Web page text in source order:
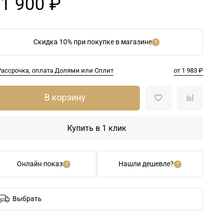
Скидка 10% при покупке в магазине
оплата Долями или Сплит от 1 983 ₽
900 ₽
Онлайн показ Нашли дешевле?
В корзину
Купить в 1 клик
Выбрать